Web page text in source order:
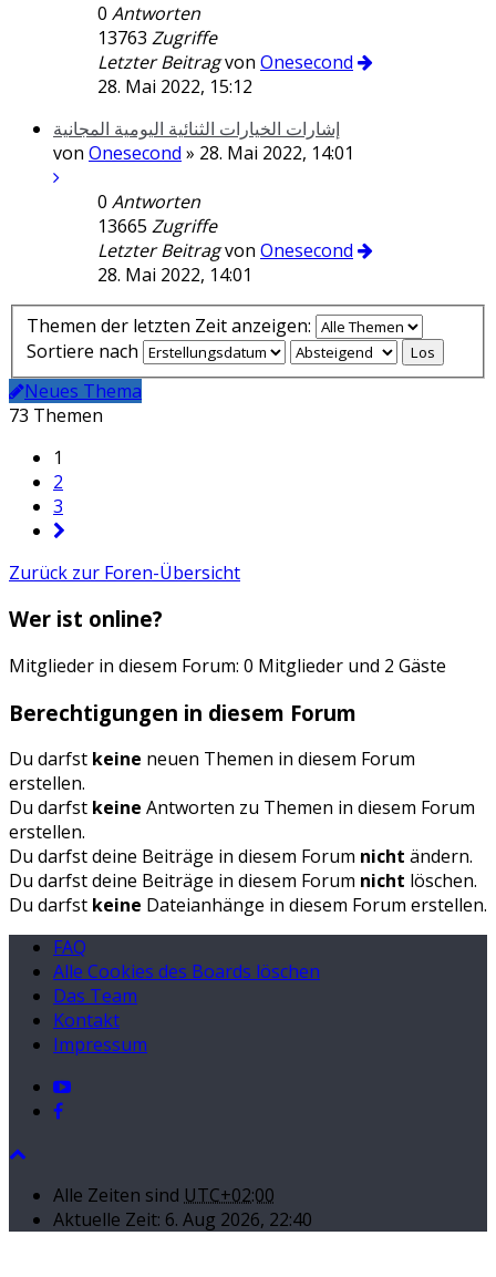
0 Antworten
13763 Zugriffe
Letzter Beitragvon Onesecond
28. Mai 2022, 15:12
إشارات الخيارات الثنائية اليومية المجانية
von Onesecond » 28. Mai 2022, 14:01
0 Antworten
13665 Zugriffe
Letzter Beitragvon Onesecond
28. Mai 2022, 14:01
Themen der letzten Zeit anzeigen:
Sortiere nach
Neues Thema
73 Themen
1
2
3
Zurück zur Foren-Übersicht
Wer ist online?
Mitglieder in diesem Forum: 0 Mitglieder und 2 Gäste
Berechtigungen in diesem Forum
Du darfst keine neuen Themen in diesem Forum
erstellen.
Du darfst keine Antworten zu Themen in diesem Forum
erstellen.
Du darfst deine Beiträge in diesem Forum nicht ändern.
Du darfst deine Beiträge in diesem Forum nicht löschen.
Du darfst keine Dateianhänge in diesem Forum erstellen.
FAQ
Alle Cookies des Boards löschen
Das Team
Kontakt
Impressum
Alle Zeiten sind UTC+02:00
Aktuelle Zeit: 6. Aug 2026, 22:40